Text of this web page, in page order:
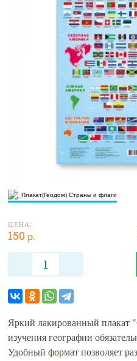
ЦЕНА:
150 р.
Яркий лакированный плакат
изучения географии
Удобный формат позволяет